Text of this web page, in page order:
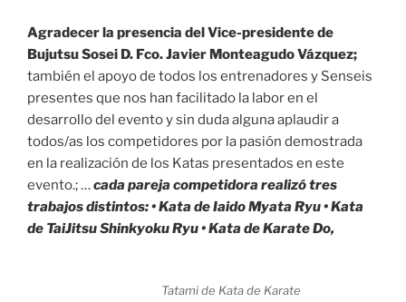
Agradecer la presencia del Vice-presidente de
Bujutsu Sosei D. Fco. Javier Monteagudo Vázquez;
también el apoyo de todos los entrenadores y Senseis
presentes que nos han facilitado la labor en el
desarrollo del evento y sin duda alguna aplaudir a
todos/as los competidores por la pasión demostrada
en la realización de los Katas presentados en este
evento.; …cada pareja competidora realizó tres
trabajos distintos: • Kata de Iaido Myata Ryu • Kata
de TaiJitsu Shinkyoku Ryu • Kata de Karate Do,
Tatami de Kata de Karate